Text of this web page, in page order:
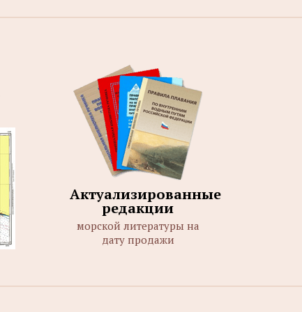
Актуализированные
редакции
морской литературы на
дату продажи